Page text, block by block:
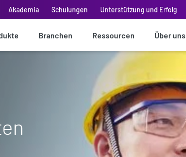
Akademia Schulungen Unterstützung und Erfolg
Branchen Ressourcen Über uns